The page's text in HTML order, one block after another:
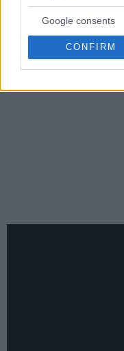
Google consents
CONFIRM